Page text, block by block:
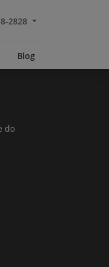
2828
Blog
do